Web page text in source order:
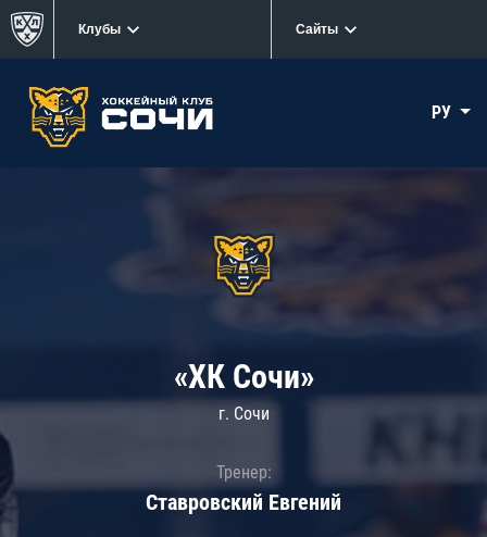
Клубы Сайты
РУ
«ХК Сочи»
г. Сочи
Тренер:
Ставровский Евгений